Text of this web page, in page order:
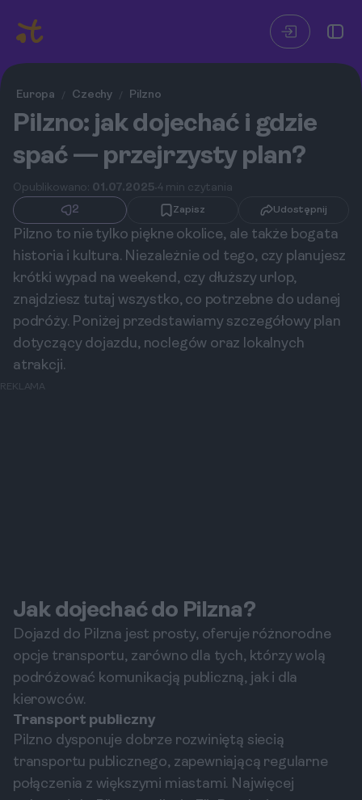
Europa / Czechy / Pilzno
Pilzno: jak dojechać i gdzie
spać — przejrzysty plan?
Opublikowano: 01.07.2025 4 min czytania
2
Zapisz Udostępnij
Pilzno to nie tylko piękne okolice, ale także bogata
historia i kultura. Niezależnie od tego, czy planujesz
krótki wypad na weekend, czy dłuższy urlop,
znajdziesz tutaj wszystko, co potrzebne do udanej
podróży. Poniżej przedstawiamy szczegółowy plan
dotyczący dojazdu, noclegów oraz lokalnych
atrakcji.
REKLAMA
Jak dojechać do Pilzna?
Dojazd do Pilzna jest prosty, oferuje różnorodne
opcje transportu, zarówno dla tych, którzy wolą
podróżować komunikacją publiczną, jak i dla
kierowców.
Transport publiczny
Pilzno dysponuje dobrze rozwiniętą siecią
transportu publicznego, zapewniającą regularne
połączenia z większymi miastami. Najwięcej